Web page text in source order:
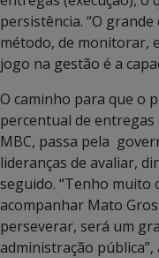
persistência. “O
método, de monitorar,
jogo na gestão é a
O caminho para que o
percentual de
MBC, passa pela
lideranças de avaliar,
seguido. “Tenho muito
acompanhar Mato
perseverar, será um
administração pública”,